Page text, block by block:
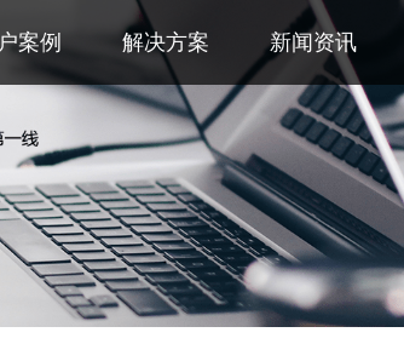
案例 解决方案 新闻资讯